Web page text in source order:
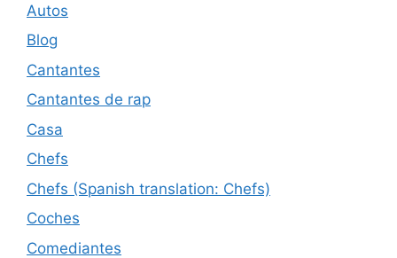
Autos
Blog
Cantantes
Cantantes de rap
Casa
Chefs
Chefs (Spanish translation: Chefs)
Coches
Comediantes